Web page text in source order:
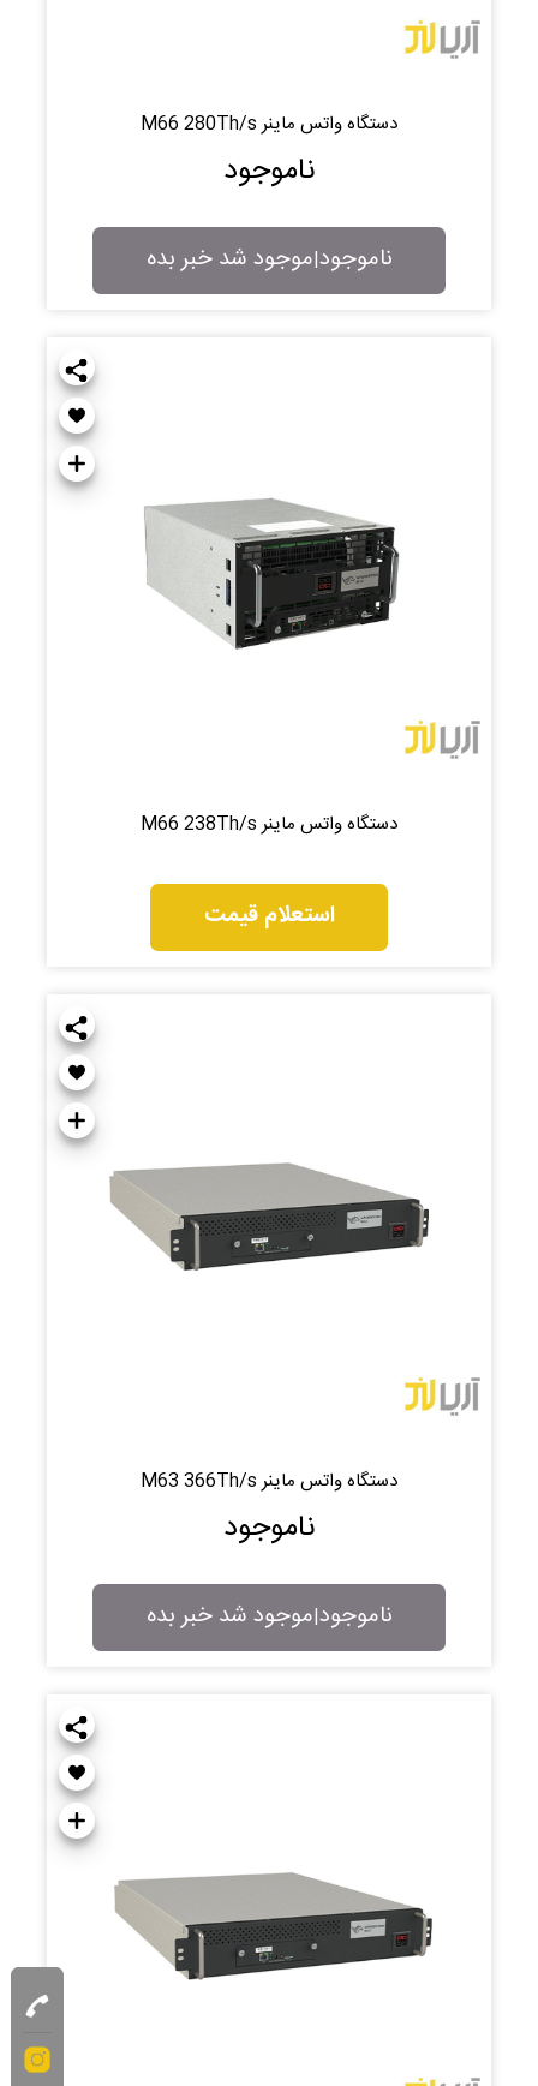
دستگاه واتس ماینر M66 280Th/s
ناموجود
ناموجود|موجود شد خبر بده
دستگاه واتس ماینر M66 238Th/s
استعلام قیمت
دستگاه واتس ماینر M63 366Th/s
ناموجود
ناموجود|موجود شد خبر بده